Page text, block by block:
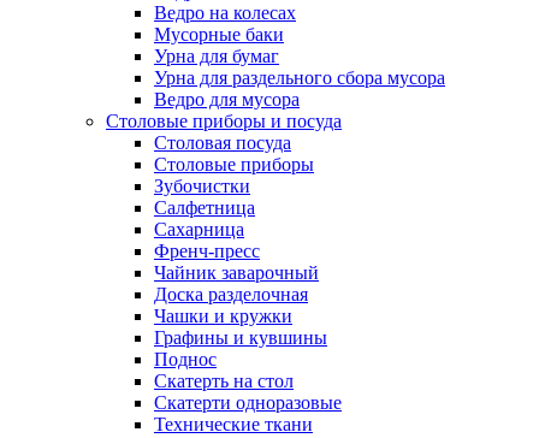
Ведро на колесах
Мусорные баки
Урна для бумаг
Урна для раздельного сбора мусора
Ведро для мусора
Столовые приборы и посуда
Столовая посуда
Столовые приборы
Зубочистки
Салфетница
Сахарница
Френч-пресс
Чайник заварочный
Доска разделочная
Чашки и кружки
Графины и кувшины
Поднос
Скатерть на стол
Скатерти одноразовые
Технические ткани